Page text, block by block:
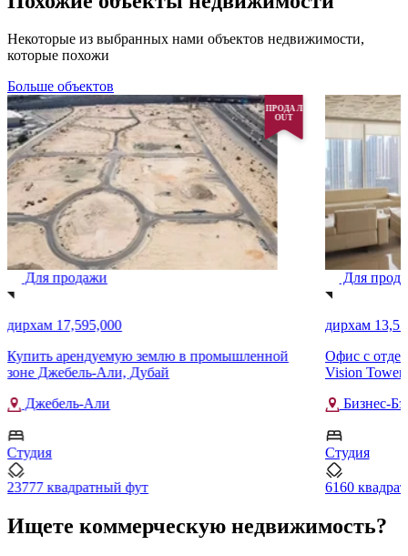
Некоторые из выбранных нами объектов недвижимости,
которые похожи
Больше объектов
ПРОДАЛ
OUT
Для продажи
дирхам 17,595,000
Купить арендуемую землю в промышленной
зоне Джебель-Али, Дубай
Джебель-Али
Студия
23777 квадратный фут
Для
дирхам
Офис с
Vision
Бизнес-
Студия
6160
Ищете коммерческую недвижимость?